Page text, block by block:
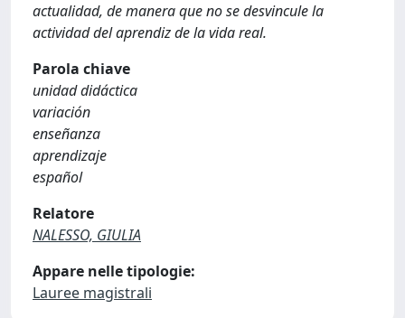
actualidad, de manera que no se desvincule la
actividad del aprendiz de la vida real.
Parola chiave
unidad didáctica
variación
enseñanza
aprendizaje
español
Relatore
NALESSO, GIULIA
Appare nelle tipologie:
Lauree magistrali